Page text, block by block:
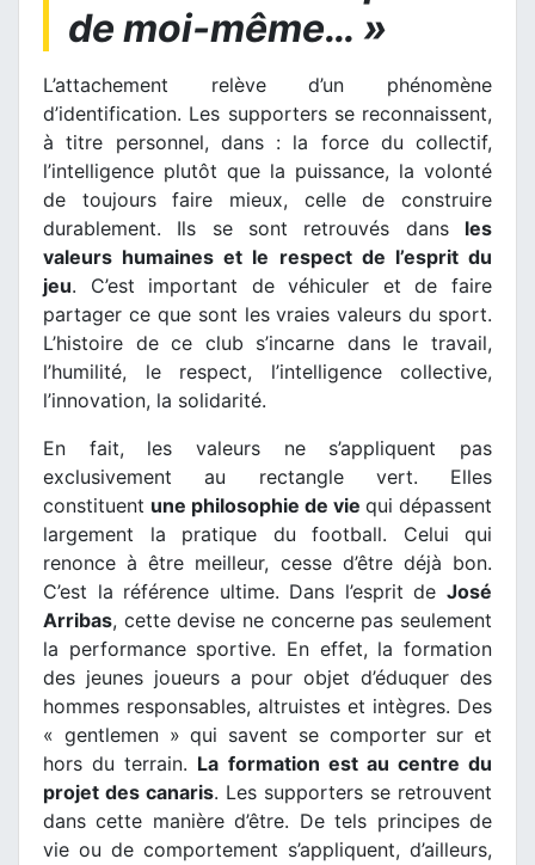
de moi-même… »
L’attachement relève d’un phénomène
d’identification. Les supporters se reconnaissent,
à titre personnel, dans : la force du collectif,
l’intelligence plutôt que la puissance, la volonté
de toujours faire mieux, celle de construire
durablement. Ils se sont retrouvés dans les
valeurs humaines et le respect de l’esprit du
jeu. C’est important de véhiculer et de faire
partager ce que sont les vraies valeurs du sport.
L’histoire de ce club s’incarne dans le travail,
l’humilité, le respect, l’intelligence collective,
l’innovation, la solidarité.
En fait, les valeurs ne s’appliquent pas
exclusivement au rectangle vert. Elles
constituent une philosophie de vie qui dépassent
largement la pratique du football. Celui qui
renonce à être meilleur, cesse d’être déjà bon.
C’est la référence ultime. Dans l’esprit de José
Arribas, cette devise ne concerne pas seulement
la performance sportive. En effet, la formation
des jeunes joueurs a pour objet d’éduquer des
hommes responsables, altruistes et intègres. Des
« gentlemen » qui savent se comporter sur et
hors du terrain. La formation est au centre du
projet des canaris. Les supporters se retrouvent
dans cette manière d’être. De tels principes de
vie ou de comportement s’appliquent, d’ailleurs,